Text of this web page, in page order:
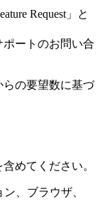
Request」と
ートのお問い合
の要望数に基づ
めてください。
、ブラウザ、